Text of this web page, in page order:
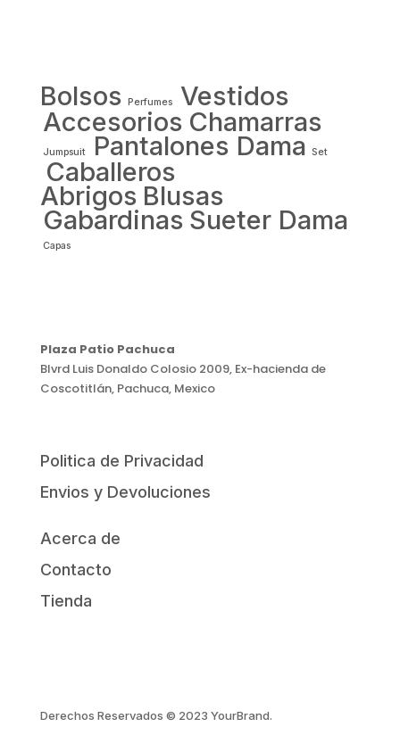
Bolsos Perfumes
Vestidos
Accesorios Chamarras
Jumpsuit Pantalones Dama Set
Caballeros
Abrigos Blusas
Gabardinas Sueter Dama
Capas
Plaza Patio Pachuca
Blvrd Luis Donaldo Colosio 2009, Ex-hacienda de
Coscotitlán, Pachuca, Mexico
Politica de Privacidad
Envios y Devoluciones
Acerca de
Contacto
Tienda
Derechos Reservados © 2023 YourBrand.